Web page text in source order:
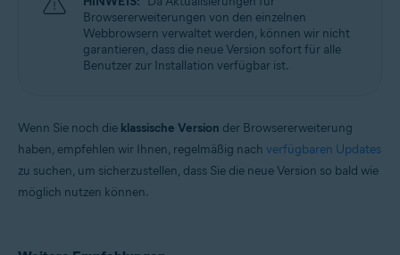
Browsererweiterungen von den einzelnen
Webbrowsern verwaltet werden, können wir nicht
garantieren, dass die neue Version sofort für alle
Benutzer zur Installation verfügbar ist.
Wenn Sie noch die klassische Version der Browsererweiterung
haben, empfehlen wir Ihnen, regelmäßig nach verfügbaren Updates
zu suchen, um sicherzustellen, dass Sie die neue Version so bald wie
möglich nutzen können.